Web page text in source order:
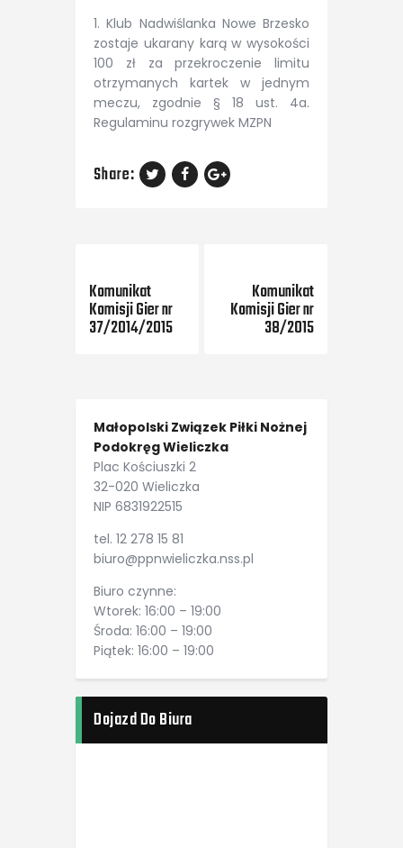
1. Klub Nadwiślanka Nowe Brzesko
zostaje ukarany karą w wysokości
100 zł za przekroczenie limitu
otrzymanych kartek w jednym
meczu, zgodnie § 18 ust. 4a.
Regulaminu rozgrywek MZPN
Share:
Komunikat
Komisji Gier nr
37/2014/2015
Komunikat
Komisji Gier nr
38/2015
Małopolski Związek Piłki Nożnej
Podokręg Wieliczka
Plac Kościuszki 2
32-020 Wieliczka
NIP 6831922515
tel. 12 278 15 81
biuro@ppnwieliczka.nss.pl
Biuro czynne:
Wtorek: 16:00 – 19:00
Środa: 16:00 – 19:00
Piątek: 16:00 – 19:00
Dojazd Do Biura